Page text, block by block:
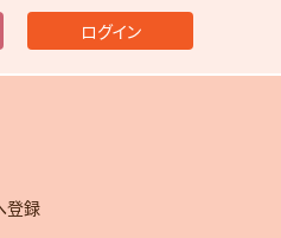
ログイン
登録